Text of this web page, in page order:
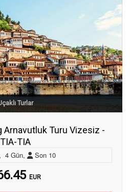
Turlar
Arnavutluk Turu Vizesiz -
TIA-TIA
4 Gün, Son10
EUR